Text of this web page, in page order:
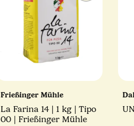
Frießinger Mühle
La Farina 14 | 1 kg | Tipo
00 | Frießinger Mühle